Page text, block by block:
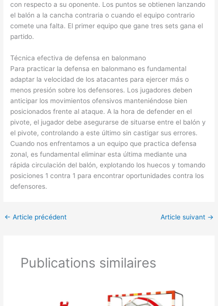
con respecto a su oponente. Los puntos se obtienen lanzando
el balón a la cancha contraria o cuando el equipo contrario
comete una falta. El primer equipo que gane tres sets gana el
partido.
Técnica efectiva de defensa en balonmano
Para practicar la defensa en balonmano es fundamental
adaptar la velocidad de los atacantes para ejercer más o
menos presión sobre los defensores. Los jugadores deben
anticipar los movimientos ofensivos manteniéndose bien
posicionados frente al ataque. A la hora de defender en el
pivote, el jugador debe asegurarse de situarse entre el balón y
el pivote, controlando a este último sin castigar sus errores.
Cuando nos enfrentamos a un equipo que practica defensa
zonal, es fundamental eliminar esta última mediante una
rápida circulación del balón, explotando los huecos y tomando
posiciones 1 contra 1 para encontrar oportunidades contra los
defensores.
← Article précédent Article suivant →
Publications similaires